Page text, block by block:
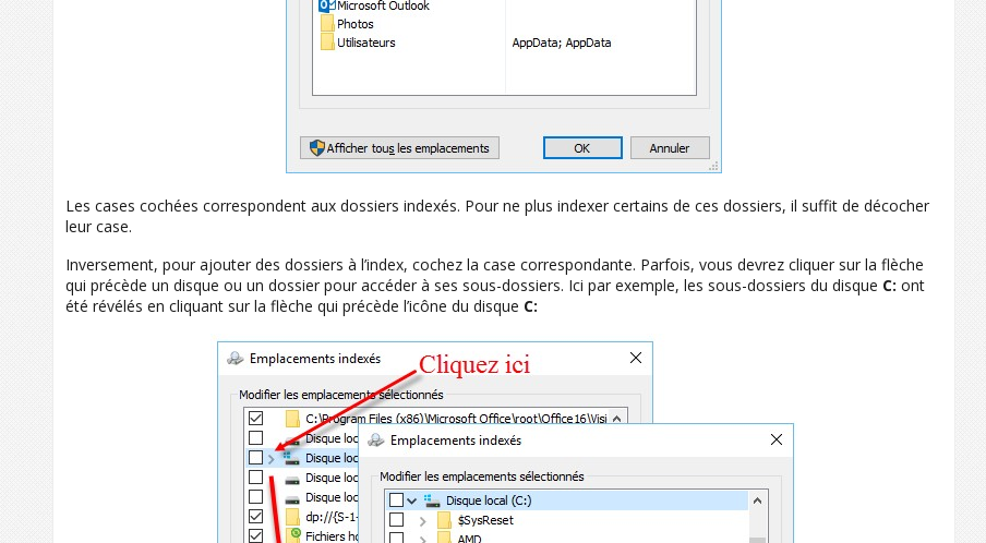
Les cases cochées correspondent aux dossiers indexés. Pour ne plus indexer certains de ces dossiers, il suffit de décocher
leur case.
Inversement, pour ajouter des dossiers à l’index, cochez la case correspondante. Parfois, vous devrez cliquer sur la flèche
qui précède un disque ou un dossier pour accéder à ses sous-dossiers. Ici par exemple, les sous-dossiers du disque C: ont
été révélés en cliquant sur la flèche qui précède l’icône du disque C: